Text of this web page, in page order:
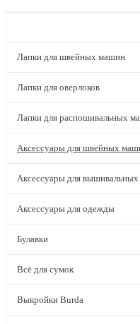
Лапки для швейных машин
Лапки для оверлоков
Лапки для распошивальных
Аксессуары для швейных
Аксессуары для
Аксессуары для одежды
Булавки
Всё для сумок
Выкройки Burda